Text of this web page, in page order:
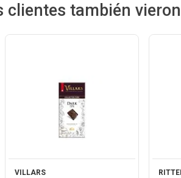
clientes también vieron
Ver
Producto
VILLARS